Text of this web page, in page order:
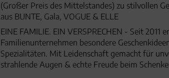
(Großer Preis des Mittelstandes) zu stilvollen
aus BUNTE, Gala, VOGUE & ELLE
EINE FAMILIE. EIN VERSPRECHEN - Seit 2011
Familienunternehmen besondere
Spezialitäten. Mit Leidenschaft gemacht für
strahlende Augen & echte Freude beim